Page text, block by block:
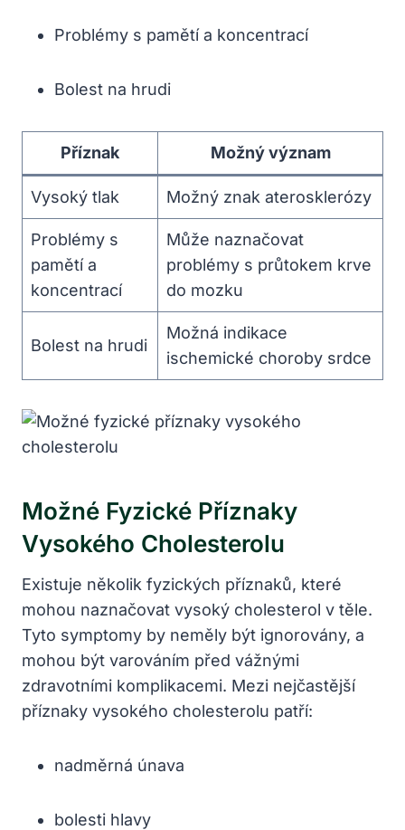
Problémy s pamětí a koncentrací
Bolest na hrudi
Příznak Možný význam
Vysoký tlak Možný znak aterosklerózy
Problémy s
pamětí a
koncentrací
Může naznačovat
problémy s průtokem krve
do mozku
Bolest na hrudi
Možná indikace
ischemické choroby srdce
Možné Fyzické Příznaky
Vysokého Cholesterolu
Existuje několik fyzických příznaků, které
mohou naznačovat vysoký cholesterol v těle.
Tyto symptomy by neměly být ignorovány, a
mohou být varováním před vážnými
zdravotními komplikacemi. Mezi nejčastější
příznaky vysokého cholesterolu patří:
nadměrná únava
bolesti hlavy